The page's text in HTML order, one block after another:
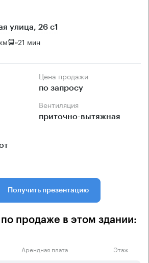
улица, 26 с1
~21 мин
Цена продажи
по запросу
Вентиляция
приточно-вытяжная
Получить презентацию
продаже в этом здании:
Арендная плата Этаж